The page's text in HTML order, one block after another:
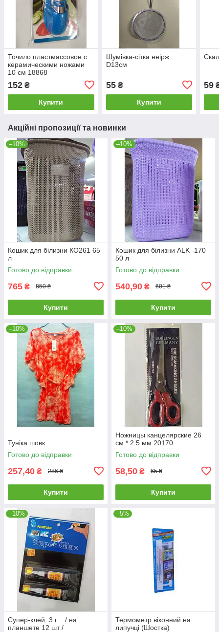
Точило пластмассовое с
керамическими ножами
10 см 18868
152 ₴
Купити
Шумівка-сітка неірж.
D13см
55₴
Купити
59
Акційні пропозиції та новинки
–10%
Кошик для білизни КО261 65
л
Готово до відправки
765 ₴ 850 ₴
Купити
–10%
Кошик для білизни ALK -170
50 л
Готово до відправки
540,90 ₴ 601 ₴
Купити
–10%
Туніка шовк
Готово до відправки
257,40 ₴ 286 ₴
Купити
–10%
Ножницы канцелярские 26
см * 2.5 мм 20170
Готово до відправки
58,50 ₴ 65 ₴
Купити
–10%
Супер-клей 3 г / на
планшете 12 шт /
–5%
Термометр віконний на
липучці (Шостка)